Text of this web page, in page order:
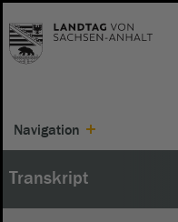
Navigation
Transkript